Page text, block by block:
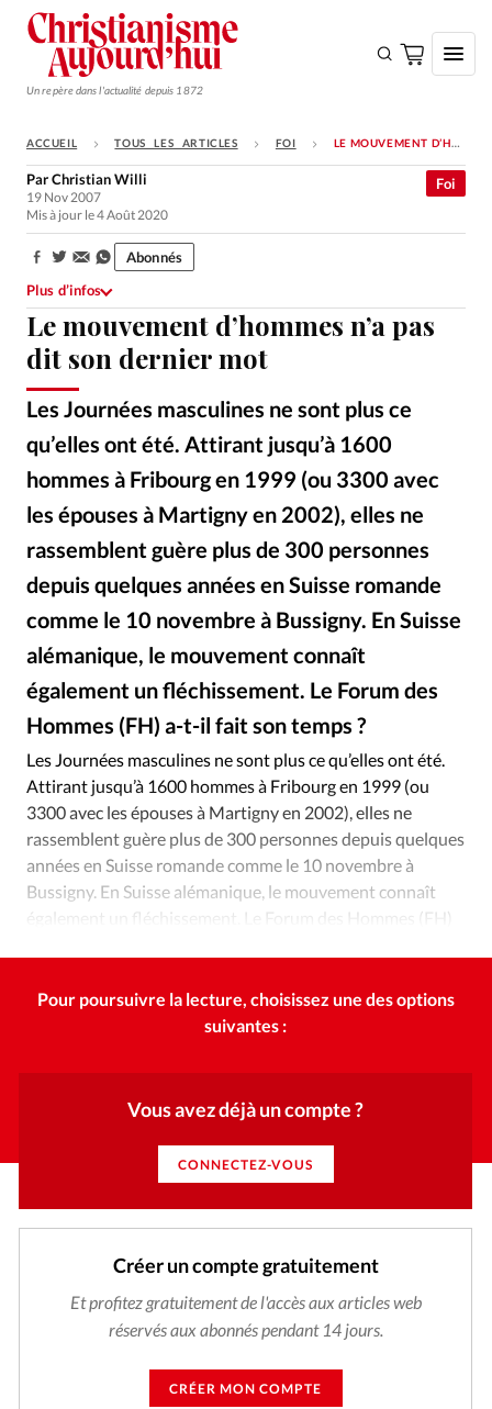
Un repère dans l'actualité depuis 1872
S'ABONNER
Monde
Opinions
Tous les articles
Faire un don
Emploi
Se connecter
Édition: Internationale
Devise:
RUBRIQUES
Tous les articles
Actualité chrétienne
Actualité internationale
Chronique
Culture
Dossier
Eglises Foi Génération réveil
Opinions
Publireportage
Relations Aujourd'hui
Société
Tour du monde des Eglises
Trait d'Ixène
Vécu
Vie Intérieure
ACCUEIL TOUS LES ARTICLES FOI LE MOUVEMENT D’HOMMES N’A PAS DIT SON DERNIER MOT
Le mouvement d’hommes n’a pas
dit son dernier mot
Les Journées masculines ne sont plus ce
qu’elles ont été. Attirant jusqu’à 1600
hommes à Fribourg en 1999 (ou 3300 avec
les épouses à Martigny en 2002), elles ne
rassemblent guère plus de 300 personnes
depuis quelques années en Suisse romande
comme le 10 novembre à Bussigny. En Suisse
alémanique, le mouvement connaît
également un fléchissement. Le Forum des
Hommes (FH) a-t-il fait son temps ?
Foi
ParChristian Willi
19 Nov 2007
Mis à jour le 4 Août 2020
Partager:
Abonnés
Plus d’infos
Les Journées masculines ne sont plus ce qu’elles ont été.
Attirant jusqu’à 1600 hommes à Fribourg en 1999 (ou
3300 avec les épouses à Martigny en 2002), elles ne
rassemblent guère plus de 300 personnes depuis quelques
années en Suisse romande comme le 10 novembre à
Bussigny. En Suisse alémanique, le mouvement connaît
également un fléchissement. Le Forum des Hommes (FH)
Pour poursuivre la lecture, choisissez une des options
suivantes :
Vous avez déjà un compte ?
CONNECTEZ-VOUS
Créer un compte gratuitement
Et profitez gratuitement de l'accès aux articles web
réservés aux abonnés pendant 14 jours.
CRÉER MON COMPTE